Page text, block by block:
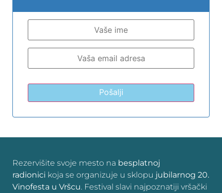
Pošalji
Rezervišite svoje mesto na besplatnoj
radionici koja se organizuje u sklopu jubilarnog 20.
Vinofesta u Vršcu. Festival slavi najpoznatiji vršački